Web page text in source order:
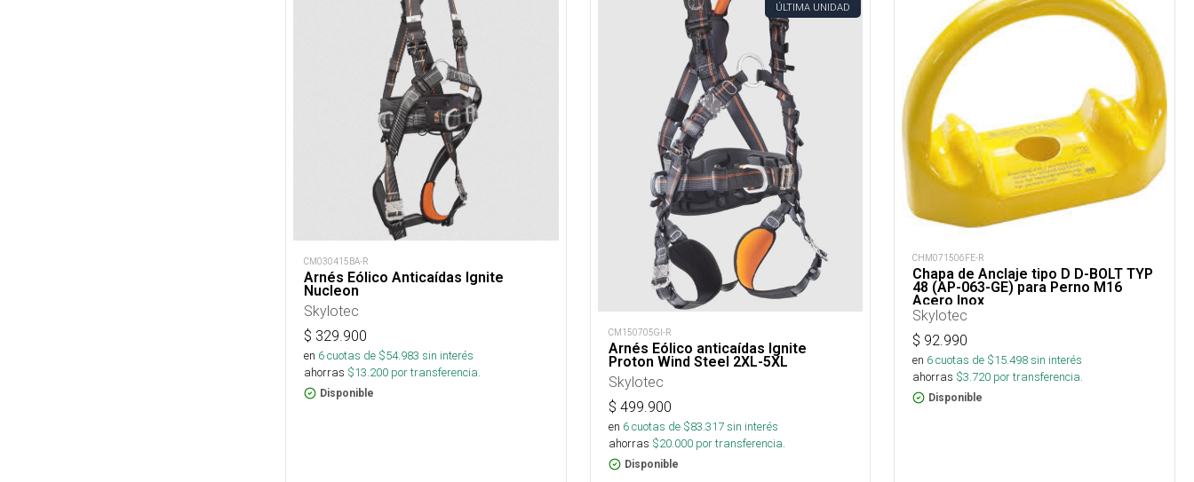
CM030415BA-R
Arnés Eólico Anticaídas Ignite
Nucleon
Skylotec
$ 329.900
en 6cuotas de $54.983 sin interés
ahorras $13.200 por transferencia.
Disponible
ÚLTIMA UNIDAD
CM150705GI-R
Arnés Eólico anticaídas Ignite
Proton Wind Steel 2XL-5XL
Skylotec
$ 499.900
en 6cuotas de $83.317sin interés
ahorras $20.000por transferencia.
Disponible
CHM071506FE-R
Chapa de Anclaje tipo D D-BOLT TYP
48 (AP-063-GE) para Perno M16
Acero Inox
Skylotec
$ 92.990
en 6cuotas de $15.498sin interés
ahorras $3.720 por transferencia.
Disponible